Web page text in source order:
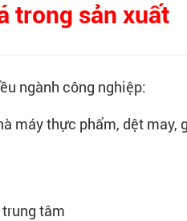
trong sản xuất
ngành công nghiệp:
máy thực phẩm, dệt may,
tâm